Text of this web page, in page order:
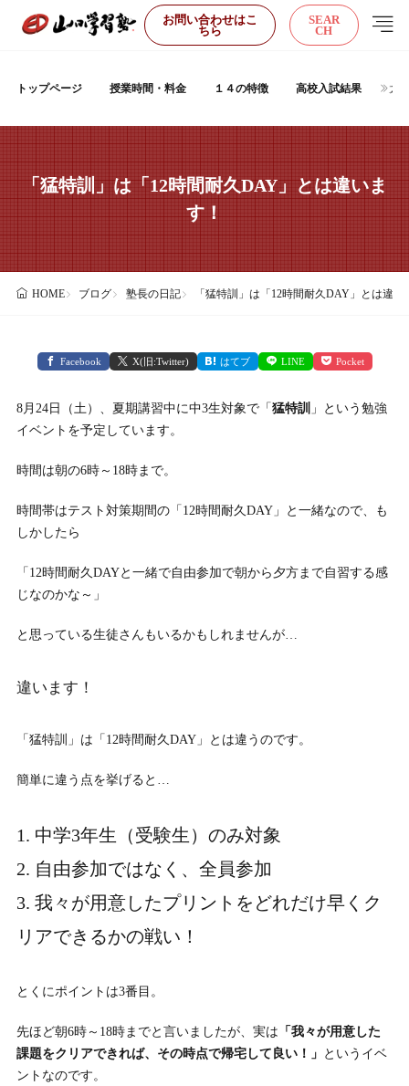
お問い合わせはこ
ちら
SEAR
CH
トップページ 授業時間・料金 １４の特徴 高校入試結果 大
「猛特訓」は「12時間耐久DAY」とは違いま
す！
HOME ブログ 塾長の日記 「猛特訓」は「12時間耐久DAY」とは違い
Facebook X(旧:Twitter) はてブ LINE Pocket
8月24日（土）、夏期講習中に中3生対象で「 猛特訓
」という勉強
イベントを予定しています。
時間は朝の6時～18時まで。
時間帯はテスト対策期間の「12時間耐久DAY」と一緒なので、も
しかしたら
「12時間耐久DAYと一緒で自由参加で朝から夕方まで自習する感
じなのかな～」
と思っている生徒さんもいるかもしれませんが…
違います！
「猛特訓」は「12時間耐久DAY」とは違うのです。
簡単に違う点を挙げると…
中学3年生（受験生）のみ対象
自由参加ではなく、全員参加
我々が用意したプリントをどれだけ早くク
リアできるかの戦い！
とくにポイントは3番目。
先ほど朝6時～18時までと言いましたが、実は 「我々が用意した
課題をクリアできれば、その時点で帰宅して良い！」 というイベ
ントなのです。